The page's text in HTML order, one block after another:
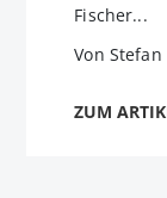
Fischer...
Von
ZUM